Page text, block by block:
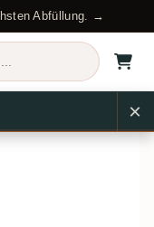
Abfüllung. →
EN